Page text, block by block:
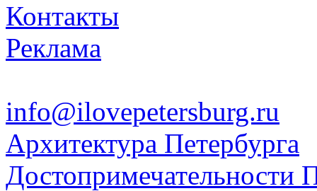
Контакты
Реклама
info@ilovepetersburg.ru
Архитектура Петербурга
Достопримечательности